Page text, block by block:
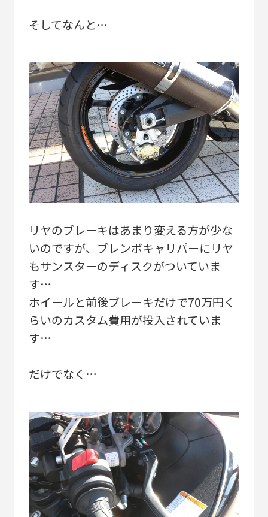
そしてなんと…
リヤのブレーキはあまり変える方が少な
いのですが、ブレンボキャリパーにリヤ
もサンスターのディスクがついていま
す…
ホイールと前後ブレーキだけで70万円く
らいのカスタム費用が投入されていま
す…
だけでなく…